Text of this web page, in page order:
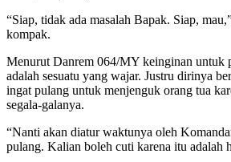
“Siap, tidak ada masalah Bapak. Siap,
kompak.
Menurut Danrem 064/MY keinginan untuk
adalah sesuatu yang wajar. Justru dirinya
ingat pulang untuk menjenguk orang tua
segala-galanya.
“Nanti akan diatur waktunya oleh
pulang. Kalian boleh cuti karena itu adalah